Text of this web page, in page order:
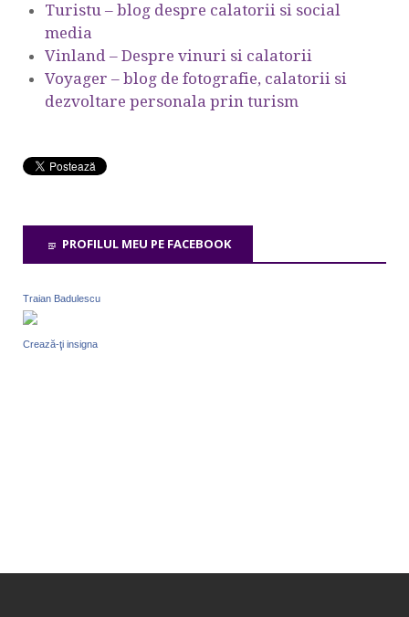
Turistu – blog despre calatorii si social
media
Vinland – Despre vinuri si calatorii
Voyager – blog de fotografie, calatorii si
dezvoltare personala prin turism
PROFILUL MEU PE FACEBOOK
Traian Badulescu
Crează-ţi insigna